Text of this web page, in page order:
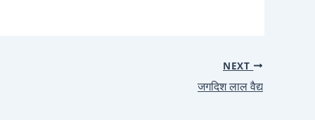
NEXT
जगदिश लाल वैद्य